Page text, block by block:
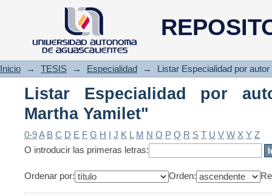
Listar Especialidad por autor
Inicio → TESIS → Especialidad → Listar Especialidad por autor
Listar Especialidad por
Martha Yamilet"
0-9A B C D E F G H I J K L M N O P Q R S T U V W X Y Z
O introducir las primeras letras:
Ordenar por: Orden: